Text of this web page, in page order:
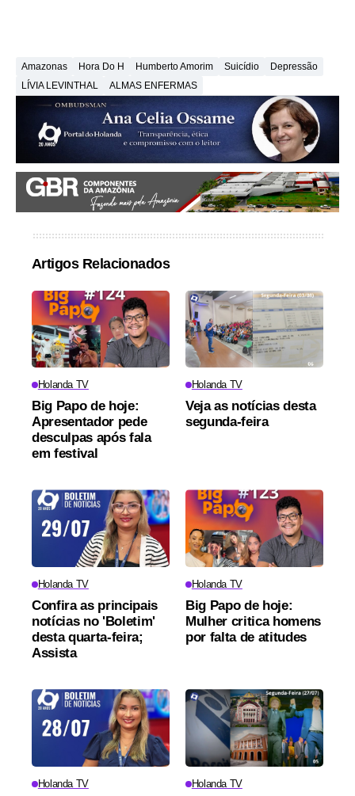
Amazonas Hora Do H Humberto Amorim Suicídio
Depressão
LÍVIA LEVINTHAL
ALMAS ENFERMAS
Artigos Relacionados
Holanda TV
Big Papo de hoje:
Apresentador pede
desculpas após fala
em festival
Holanda TV
Veja as notícias desta
segunda-feira
Holanda TV
Confira as principais
notícias no 'Boletim'
desta quarta-feira;
Assista
Holanda TV
Big Papo de hoje:
Mulher critica homens
por falta de atitudes
Holanda TV Holanda TV